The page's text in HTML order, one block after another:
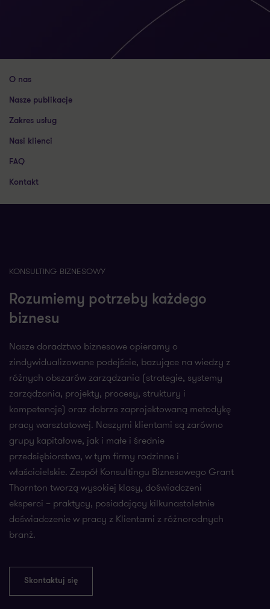
O nas
Nasze publikacje
Zakres usług
Nasi klienci
FAQ
Kontakt
KONSULTING BIZNESOWY
Rozumiemy potrzeby każdego
biznesu
Nasze doradztwo biznesowe opieramy o
zindywidualizowane podejście, bazujące na wiedzy z
różnych obszarów zarządzania (strategie, systemy
zarządzania, projekty, procesy, struktury i
kompetencje) oraz dobrze zaprojektowaną metodykę
pracy warsztatowej. Naszymi klientami są zarówno
grupy kapitałowe, jak i małe i średnie
przedsiębiorstwa, w tym firmy rodzinne i
właścicielskie. Zespół Konsultingu Biznesowego Grant
Thornton tworzą wysokiej klasy, doświadczeni
eksperci – praktycy, posiadający kilkunastoletnie
doświadczenie w pracy z Klientami z różnorodnych
branż.
Skontaktuj się